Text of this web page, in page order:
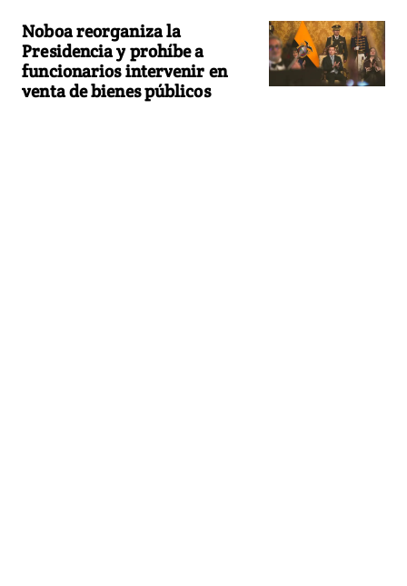
Noboa reorganiza la
Presidencia y prohíbe a
funcionarios intervenir en
venta de bienes públicos